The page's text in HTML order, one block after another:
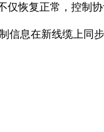
恢复正常，控制协
信息在新线缆上同